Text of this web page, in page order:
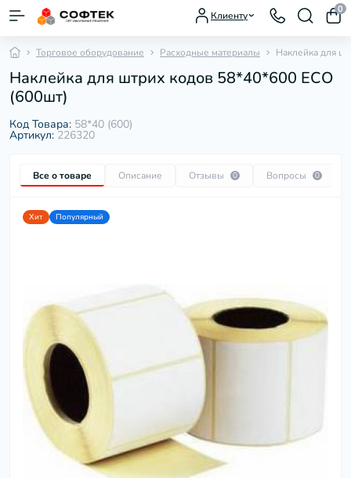
Клиенту
0
Торговое оборудование Расходные материалы Наклейка для
Наклейка для штрих кодов 58*40*600 ECO
(600шт)
Код Товара: 58*40 (600)
Артикул: 226320
Все о товаре Описание Отзывы 0 Вопросы 0
Хит Популярный